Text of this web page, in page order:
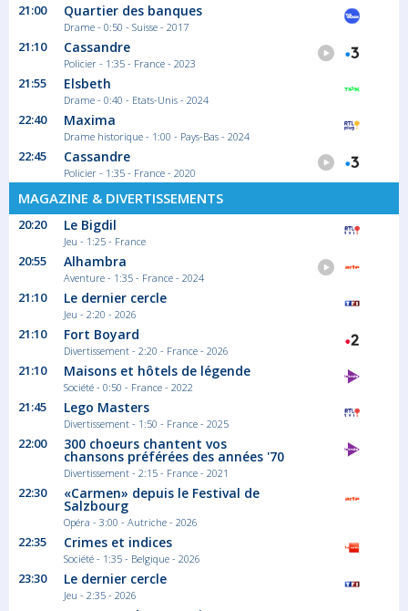
21:00 Quartier des banques
Drame - 0:50 - Suisse - 2017
21:10 Cassandre
Policier - 1:35 - France - 2023
21:55 Elsbeth
Drame - 0:40 - Etats-Unis - 2024
22:40 Maxima
Drame historique - 1:00 - Pays-Bas - 2024
22:45 Cassandre
Policier - 1:35 - France - 2020
MAGAZINE & DIVERTISSEMENTS
20:20 Le Bigdil
Jeu - 1:25 - France
20:55 Alhambra
Aventure - 1:35 - France - 2024
21:10 Le dernier cercle
Jeu - 2:20 - 2026
21:10 Fort Boyard
Divertissement - 2:20 - France - 2026
21:10 Maisons et hôtels de légende
Société - 0:50 - France - 2022
21:45 Lego Masters
Divertissement - 1:50 - France - 2025
22:00 300 choeurs chantent vos
chansons préférées des années '70
Divertissement - 2:15 - France - 2021
22:30 «Carmen» depuis le Festival de
Salzbourg
Opéra - 3:00 - Autriche - 2026
22:35 Crimes et indices
Société - 1:35 - Belgique - 2026
23:30 Le dernier cercle
Jeu - 2:35 - 2026